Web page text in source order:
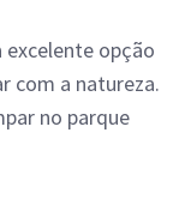
excelente opção
com a natureza.
no parque